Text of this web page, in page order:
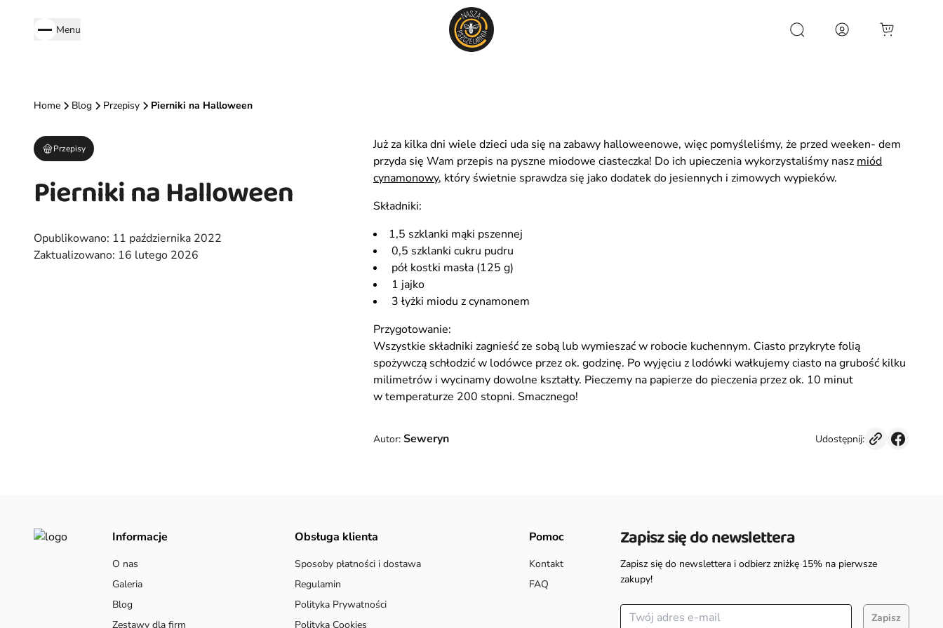
Menu
Wyszukiwarka
produktów
Home Blog Przepisy Pierniki na Halloween
Przepisy
Pierniki na Halloween
Opublikowano: 11 października 2022
Zaktualizowano: 16 lutego 2026
Już za kilka dni wiele dzieci uda się na zabawy halloweenowe, więc pomyśleliśmy, że przed weeken- dem
przyda się Wam przepis na pyszne miodowe ciasteczka! Do ich upieczenia wykorzystaliśmy nasz miód
cynamonowy, który świetnie sprawdza się jako dodatek do jesiennych i zimowych wypieków.
Składniki:
1,5 szklanki mąki pszennej
0,5 szklanki cukru pudru
pół kostki masła (125 g)
1 jajko
3 łyżki miodu z cynamonem
Przygotowanie:
Wszystkie składniki zagnieść ze sobą lub wymieszać w robocie kuchennym. Ciasto przykryte folią
spożywczą schłodzić w lodówce przez ok. godzinę. Po wyjęciu z lodówki wałkujemy ciasto na grubość kilku
milimetrów i wycinamy dowolne kształty. Pieczemy na papierze do pieczenia przez ok. 10 minut
w temperaturze 200 stopni. Smacznego!
Autor: Seweryn Udostępnij:
Zapisz się do newslettera
Zapisz się do newslettera i odbierz zniżkę 15% na pierwsze
zakupy!
Zapisz
Informacje
O nas
Galeria
Blog
Zestawy dla firm
Obsługa klienta
Sposoby płatności i dostawa
Regulamin
Polityka Prywatności
Polityka Cookies
Pomoc
Kontakt
FAQ